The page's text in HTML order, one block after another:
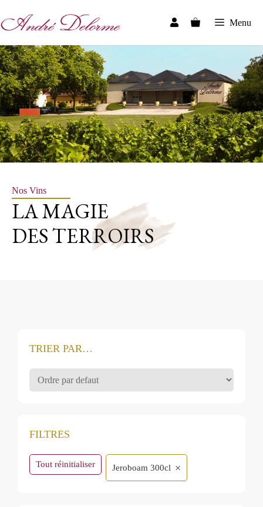
au
Menu
Nos Vins
LA MAGIE
DES TERROIRS
TRIER PAR…
FILTRES
Tout réinitialiser Jeroboam 300cl ×